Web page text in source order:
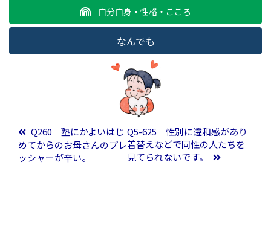
自分自身・性格・こころ
なんでも
投稿ナビゲーション
Q260 塾にかよいはじ
めてからのお母さんのプレ
ッシャーが辛い。
Q5-625 性別に違和感があり
着替えなどで同性の人たちを
見てられないです。